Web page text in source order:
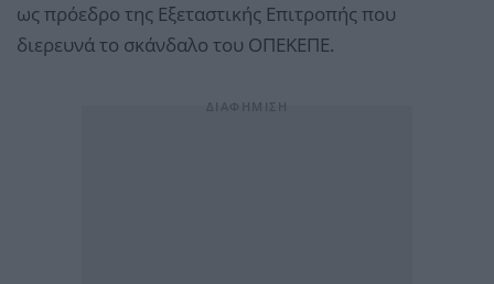
ως πρόεδρο της Εξεταστικής Επιτροπής που
διερευνά το σκάνδαλο του ΟΠΕΚΕΠΕ.